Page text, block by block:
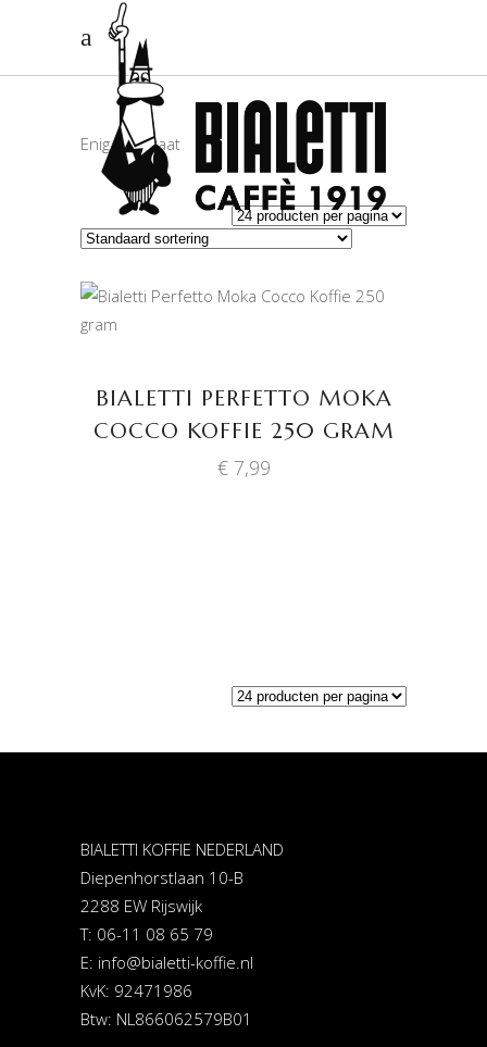
Enig resultaat
BIALETTI PERFETTO MOKA
COCCO KOFFIE 250 GRAM
€7,99
BIALETTI KOFFIE NEDERLAND
Diepenhorstlaan 10-B
2288 EW Rijswijk
T: 06-11 08 65 79
E: info@bialetti-koffie.nl
KvK: 92471986
Btw: NL866062579B01